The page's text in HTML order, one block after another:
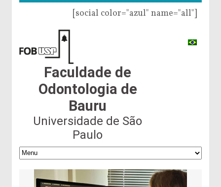
[social color="azul" name="all"]
Faculdade de
Odontologia de
Bauru
Universidade de São
Paulo